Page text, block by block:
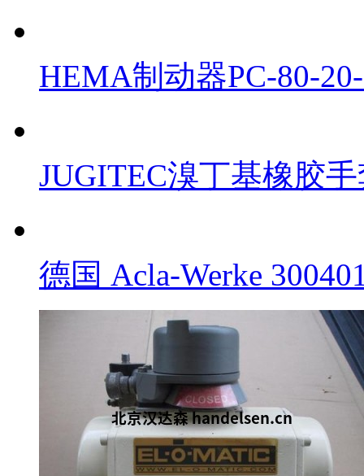
HEMA制动器PC-80-
JUGITEC溴丁基橡胶
德国 Acla-Werke